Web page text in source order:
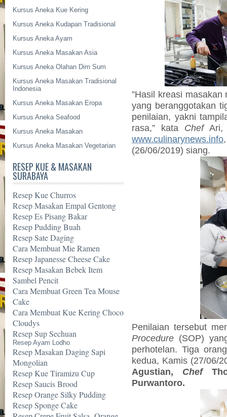
Kursus Aneka Kue Kering
Kursus Aneka Kudapan Tradisional
Kursus Aneka Ayam
Kursus Aneka Masakan Asia
Kursus Aneka Olahan Dim Sum
Kursus Aneka Masakan Tradisional
Indonesia
Kursus Aneka Masakan Eropa
Kursus Aneka Seafood
Kursus Aneka Masakan
Kursus Aneka Masakan Vegetarian
RESEP KUE & MASAKAN
SURABAYA
Resep Kue Churros
Resep Masakan Empal Gentong
Resep Es Pisang Bakar
Resep Pudding Buah
Resep Sate Daging
Cara Membuat Mie Ramen
Resep Japanesse Cheese Cake
Resep Masakan Bebek Item
Sambel Pencit
Cara Membuat Green Tea Mouse
Cake
Cara Membuat Kue Kering Choco
Cloudys
Resep Sup Sechuan
Resep Ayam Lodho
Resep Masakan Daging Sapi
Mongolian
Resep Kue Tiramizu Cup
Resep Saucis Brood
Resep Orange Silky Pudding
Resep Sponge Cake
”Hasil kreasi
yang beranggotakan
penilaian, yakni
rasa,” kata ChefAri,
www.culinarynews.info
(26/06/2019) siang.
Penilaian tersebut
Procedure (SOP)
perhotelan. Tiga
kedua, Kamis (27/06/
Agustian, Chef
Purwantoro.